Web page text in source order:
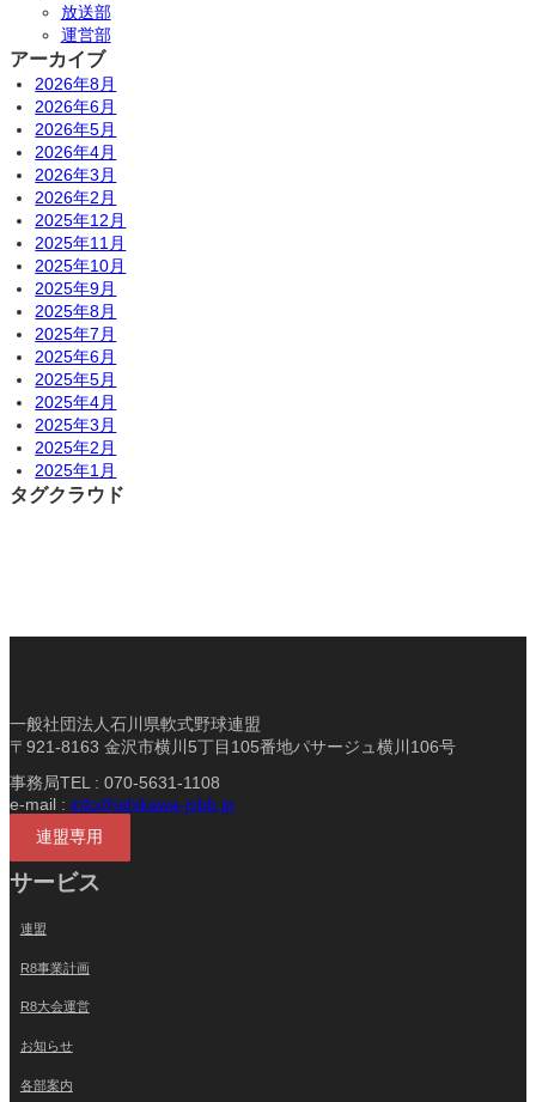
放送部
運営部
アーカイブ
2026年8月
2026年6月
2026年5月
2026年4月
2026年3月
2026年2月
2025年12月
2025年11月
2025年10月
2025年9月
2025年8月
2025年7月
2025年6月
2025年5月
2025年4月
2025年3月
2025年2月
2025年1月
タグクラウド
一般社団法人石川県軟式野球連盟
〒921-8163 金沢市横川5丁目105番地パサージュ横川106号
事務局TEL : 070-5631-1108
e-mail : info@ishikawa-jsbb.jp
連盟専用
サービス
連盟
R8事業計画
R8大会運営
お知らせ
各部案内